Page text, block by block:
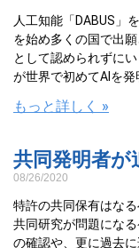
人工知能「DABUS」
を始め多くの国で出
として認められずに
が世界で初めてAIを発
もっと詳しく »
共同発明者が
08/26/2020
特許の共同保有はな
共同研究が問題にな
の確認や、更に過去